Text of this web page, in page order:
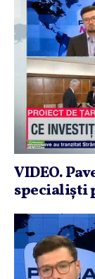
VIDEO.
specialişti